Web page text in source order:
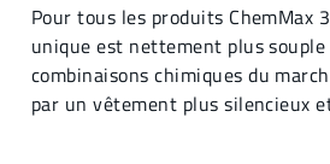
Pour tous les produits ChemMax
unique est nettement plus
combinaisons chimiques du
par un vêtement plus silencieux